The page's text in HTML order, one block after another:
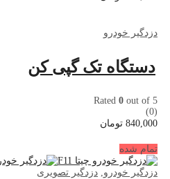
دزدگیر خودرو
دستگاه تک گپی کن
Rated 0 out of 5
(0)
840,000 تومان
تمام شده
دزدگیر خودرو, دزدگیر تصویری